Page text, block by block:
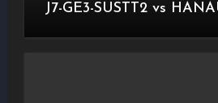
J7-GE3-SUSTT2 vs